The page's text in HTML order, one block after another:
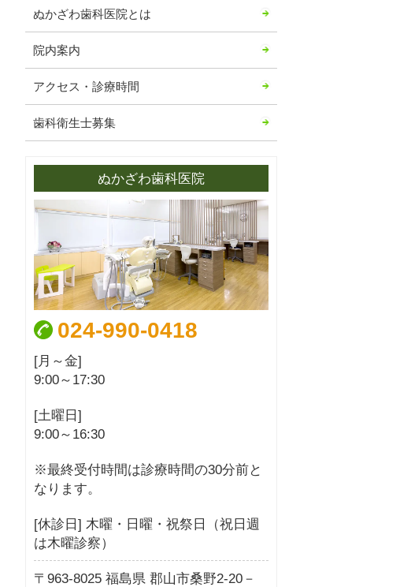
ぬかざわ歯科医院とは
院内案内
アクセス・診療時間
歯科衛生士募集
ぬかざわ歯科医院
024-990-0418
[月～金]
9:00～17:30
[土曜日]
9:00～16:30
※最終受付時間は診療時間の30分前と
なります。
[休診日] 木曜・日曜・祝祭日（祝日週
は木曜診察）
963-8025 福島県 郡山市桑野2-20－